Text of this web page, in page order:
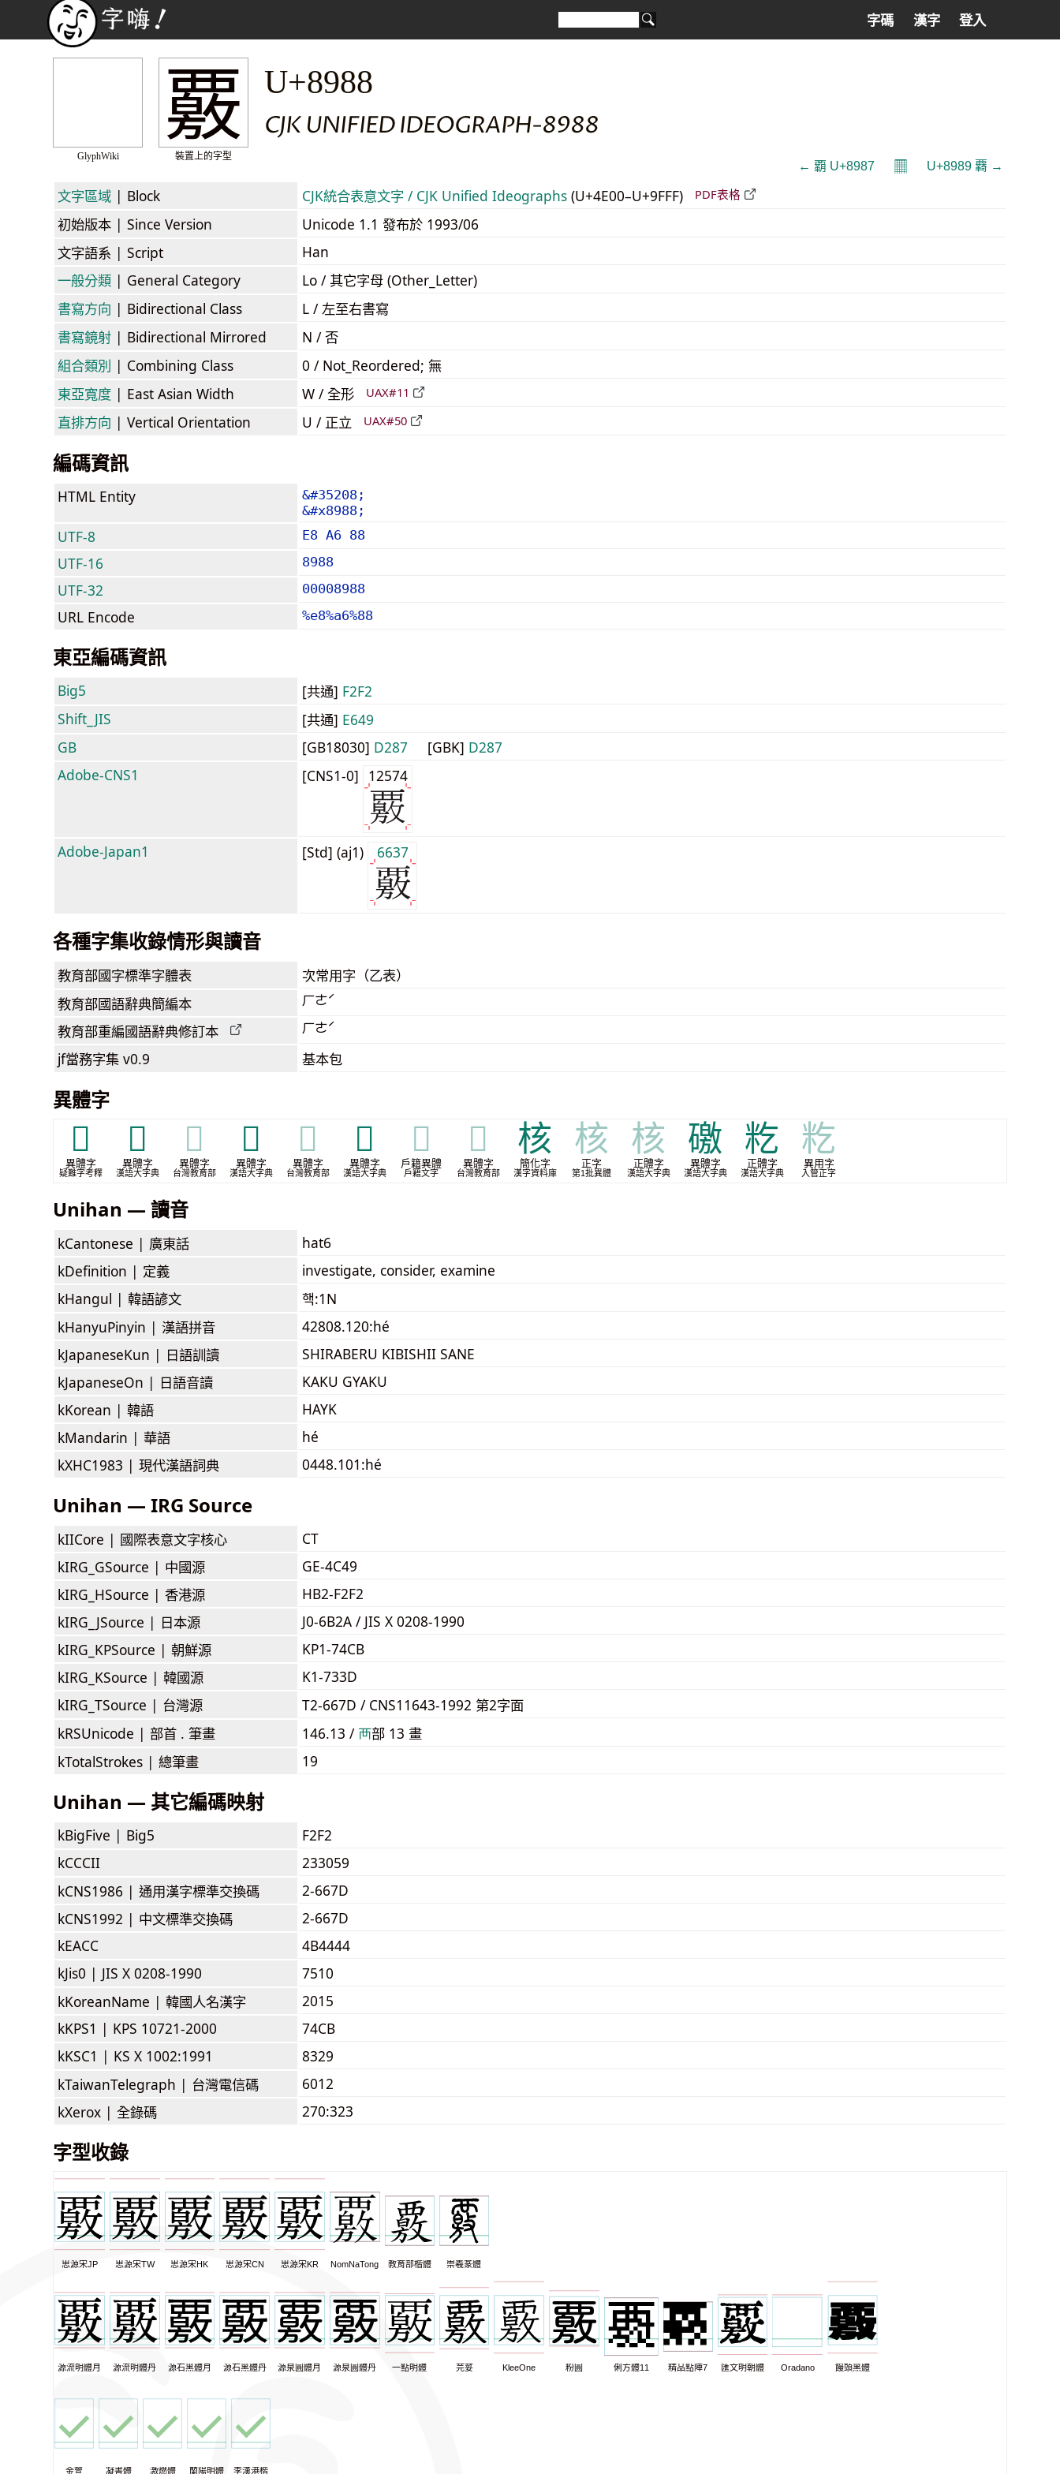
字碼 漢字 登入
GlyphWiki
覈
裝置上的字型
U+8988
CJK UNIFIED IDEOGRAPH-8988
← 覇 U+8987 𝄜 U+8989 覉 →
文字區域 | Block CJK統合表意文字 / CJK Unified Ideographs (U+4E00–U+9FFF) PDF表格
初始版本 | Since Version
Unicode 1.1 發布於 1993/06
文字語系 | Script
Han
一般分類 | General Category
Lo / 其它字母 (Other_Letter)
書寫方向 | Bidirectional Class
L / 左至右書寫
書寫鏡射 | Bidirectional Mirrored
N / 否
組合類別 | Combining Class
0 / Not_Reordered; 無
東亞寬度 | East Asian Width W / 全形 UAX#11
直排方向 | Vertical Orientation U / 正立 UAX#50
編碼資訊
HTML Entity
&#35208;
&#x8988;
UTF-8 E8 A6 88
UTF-16 8988
UTF-32 00008988
URL Encode %e8%a6%88
東亞編碼資訊
Big5 [共通] F2F2
Shift_JIS
[共通] E649
GB
[GB18030] D287 [GBK] D287
Adobe-CNS1
[CNS1-0] 12574
Adobe-Japan1 [Std] (aj1) 6637
各種字集收錄情形與讀音
教育部國字標準字體表 次常用字（乙表）
教育部國語辭典簡編本 ㄏㄜˊ
教育部重編國語辭典修訂本 ㄏㄜˊ
jf當務字集 v0.9 基本包
異體字
𥢹
異體字
疑難字考釋
𥽶
異體字
漢語大字典
𥽶
異體字
台灣教育部
𩅓
異體字
漢語大字典
𩅓
異體字
台灣教育部
𩅢
異體字
漢語大字典
𩅢
戶籍異體
戶籍文字
𩅢
異體字
台灣教育部
核
簡化字
漢字資料庫
核
正字
第1批異體
核
正體字
漢語大字典
礉
異體字
漢語大字典
籺
正體字
漢語大字典
籺
異用字
入管正字
Unihan — 讀音
kCantonese | 廣東話
hat6
kDefinition | 定義
investigate, consider, examine
kHangul | 韓語諺文
핵:1N
kHanyuPinyin | 漢語拼音
42808.120:hé
kJapaneseKun | 日語訓讀
SHIRABERU KIBISHII SANE
kJapaneseOn | 日語音讀
KAKU GYAKU
kKorean | 韓語
HAYK
kMandarin | 華語
hé
kXHC1983 | 現代漢語詞典 0448.101:hé
Unihan — IRG Source
kIICore | 國際表意文字核心
CT
kIRG_GSource | 中國源
GE-4C49
kIRG_HSource | 香港源
HB2-F2F2
kIRG_JSource | 日本源
J0-6B2A / JIS X 0208-1990
kIRG_KPSource | 朝鮮源
KP1-74CB
kIRG_KSource | 韓國源
K1-733D
kIRG_TSource | 台灣源
T2-667D / CNS11643-1992 第2字面
kRSUnicode | 部首 . 筆畫 146.13 / ⾑部 13 畫
kTotalStrokes | 總筆畫 19
Unihan — 其它編碼映射
kBigFive | Big5
F2F2
kCCCII
233059
kCNS1986 | 通用漢字標準交換碼
2-667D
kCNS1992 | 中文標準交換碼
2-667D
kEACC
4B4444
kJis0 | JIS X 0208-1990
7510
kKoreanName | 韓國人名漢字
2015
kKPS1 | KPS 10721-2000
74CB
kKSC1 | KS X 1002:1991
8329
kTaiwanTelegraph | 台灣電信碼
6012
kXerox | 全錄碼 270:323
字型收錄
思源宋JP 思源宋TW 思源宋HK 思源宋CN 思源宋KR NomNaTong 教育部楷體 崇羲篆體
源流明體月 源流明體丹 源石黑體月 源石黑體丹 源泉圓體月 源泉圓體丹 一點明體 芫荽 KleeOne 粉圓 俐方體11 精品點陣7 匯文明朝體 Oradano 饅頭黑體
金萱 凝書體 激燃體 蘭陽明體 李漢港楷